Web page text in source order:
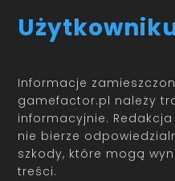
Informacje
gamefactor.pl należy
informacyjnie.
nie bierze
szkody, które mogą
treści.